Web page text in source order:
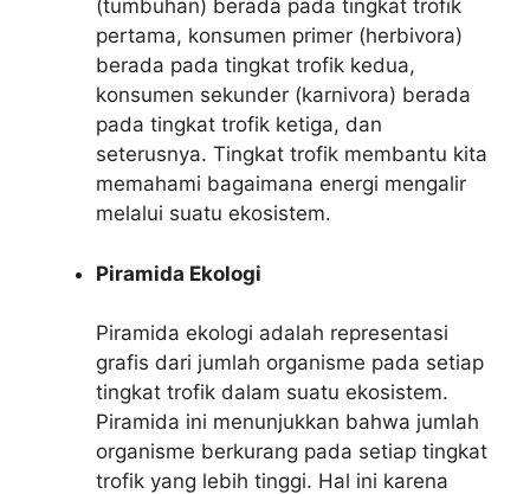
(tumbuhan) berada pada tingkat trofik
pertama, konsumen primer (herbivora)
berada pada tingkat trofik kedua,
konsumen sekunder (karnivora) berada
pada tingkat trofik ketiga, dan
seterusnya. Tingkat trofik membantu kita
memahami bagaimana energi mengalir
melalui suatu ekosistem.
Piramida Ekologi
Piramida ekologi adalah representasi
grafis dari jumlah organisme pada setiap
tingkat trofik dalam suatu ekosistem.
Piramida ini menunjukkan bahwa jumlah
organisme berkurang pada setiap tingkat
trofik yang lebih tinggi. Hal ini karena